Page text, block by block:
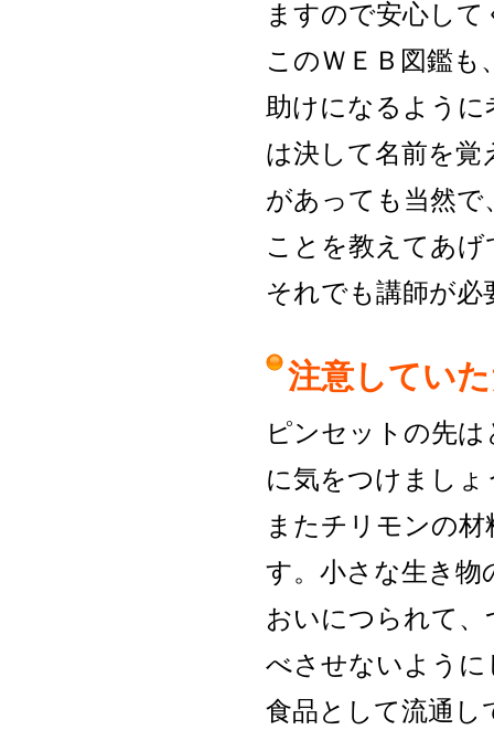
ますので安心し
このＷＥＢ図鑑
助けになるよう
は決して名前を
があっても当然
ことを教えてあ
それでも講師が
注意してい
ピンセットの先
に気をつけましょ
またチリモンの
す。小さな生き物
おいにつられて
べさせないよう
食品として流通し